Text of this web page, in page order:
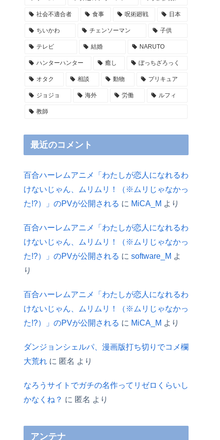
社会不適合者 食事 呪術廻戦 日本
ちいかわ チェンソーマン 子供
テレビ 結婚 NARUTO
ハンターハンター 癒し ぼっちざろっく
オタク 相談 動物 プリキュア
ジョジョ 海外 労働 ルフィ
教師
最近のコメント
百合ハーレムアニメ「わたしが恋人になれるわ
けないじゃん、ムリムリ！（※ムリじゃなかっ
た!?）」のPVが公開される に MiCA_M より
百合ハーレムアニメ「わたしが恋人になれるわ
けないじゃん、ムリムリ！（※ムリじゃなかっ
た!?）」のPVが公開される に software_M よ
り
百合ハーレムアニメ「わたしが恋人になれるわ
けないじゃん、ムリムリ！（※ムリじゃなかっ
た!?）」のPVが公開される に MiCA_M より
ダンジョンシェルパ、漫画版打ち切りでコメ欄
大荒れ に 匿名 より
なろうサイトでガチの名作ってリゼロくらいし
かなくね？ に 匿名 より
アンテナ